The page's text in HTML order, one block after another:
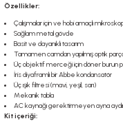
Özellikler:
Çalışmalar için ve hobi amaçlı
Sağlam metal gövde
Basit ve dayanıklı tasarım
Tamamen camdan yapılmış optik
Üç objektif merceği için döner burun
İris diyaframlı bir Abbe kondansatör
Üç ışık filtresi (mavi, yeşil, sarı)
Mekanik tabla
AC kaynağı gerektirmeyen ayna
Kit içeriği: